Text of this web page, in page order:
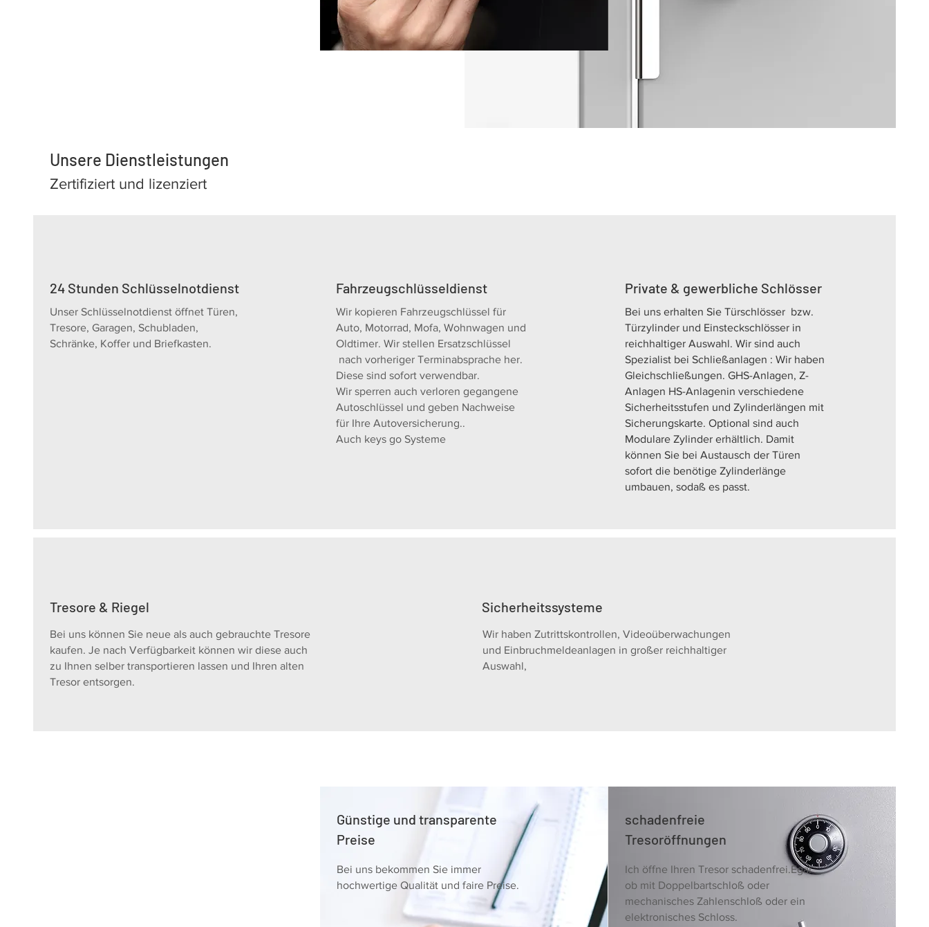
Unsere Dienstleistungen
Zertifiziert und lizenziert
24 Stunden Schlüsselnotdienst
Unser Schlüsselnotdienst öffnet Türen,
Tresore, Garagen, Schubladen,
Schränke, Koffer und Briefkasten.
Fahrzeugschlüsseldienst
Wir kopieren Fahrzeugschlüssel für
Auto, Motorrad, Mofa, Wohnwagen und
Oldtimer. Wir stellen Ersatzschlüssel
nach vorheriger Terminabsprache her.
Diese sind sofort verwendbar.
Wir sperren auch verloren gegangene
Autoschlüssel und geben Nachweise
für Ihre Autoversicherung..
Auch keys go Systeme
Private & gewerbliche Schlösser
Bei uns erhalten Sie Türschlösser bzw.
Türzylinder und Einsteckschlösser in
reichhaltiger Auswahl. Wir sind auch
Spezialist bei Schließanlagen : Wir haben
Gleichschließungen. GHS-Anlagen, Z-
Anlagen HS-Anlagenin verschiedene
Sicherheitsstufen und Zylinderlängen mit
Sicherungskarte. Optional sind auch
Modulare Zylinder erhältlich. Damit
können Sie bei Austausch der Türen
sofort die benötige Zylinderlänge
umbauen, sodaß es passt.
Tresore & Riegel
Bei uns können Sie neue als auch gebrauchte Tresore
kaufen. Je nach Verfügbarkeit können wir diese auch
zu Ihnen selber transportieren lassen und Ihren alten
Tresor entsorgen.
Sicherheitssysteme
Wir haben Zutrittskontrollen, Videoüberwachungen
und Einbruchmeldeanlagen in großer reichhaltiger
Auswahl,
Günstige und transparente
Preise
Bei uns bekommen Sie immer
hochwertige Qualität und faire Preise.
schadenfreie
Tresoröffnungen
Ich öffne Ihren Tresor schadenfrei.Egal
ob mit Doppelbartschloß oder
mechanisches Zahlenschloß oder ein
elektronisches Schloss.